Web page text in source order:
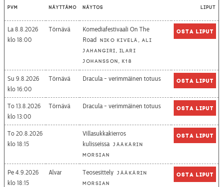
Pvm Näyttämö Näytös Liput
La 8.8.2026
18:00
Törnävä
Komediafestivaali On The
Road
Niko Kivelä, Ali
Jahangiri, Ilari
Johansson, K18
Osta liput
Su 9.8.2026
16:00
Törnävä Dracula - verimmäinen totuus Osta liput
To 13.8.2026
13:00
Törnävä Dracula - verimmäinen totuus Osta liput
To 20.8.2026
18:15
Villasukkakierros
kulisseissa Jääkärin
morsian
Osta liput
Pe 4.9.2026
18:15
Alvar Teosesittely Jääkärin
morsian
Osta liput